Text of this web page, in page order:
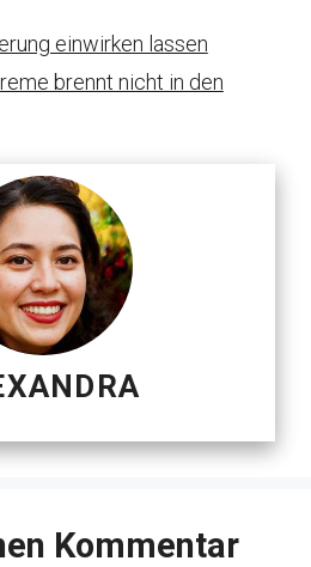
einwirken lassen
brennt nicht in den
Kommentar